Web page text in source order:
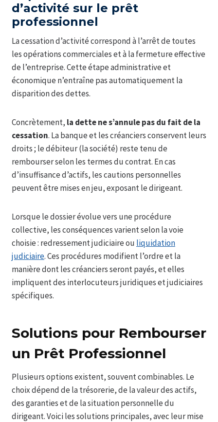
d’activité sur le prêt
professionnel
La cessation d’activité correspond à l’arrêt de toutes
les opérations commerciales et à la fermeture effective
de l’entreprise. Cette étape administrative et
économique n’entraîne pas automatiquement la
disparition des dettes.
Concrètement, la dette ne s’annule pas du fait de la
cessation. La banque et les créanciers conservent leurs
droits ; le débiteur (la société) reste tenu de
rembourser selon les termes du contrat. En cas
d’insuffisance d’actifs, les cautions personnelles
peuvent être mises en jeu, exposant le dirigeant.
Lorsque le dossier évolue vers une procédure
collective, les conséquences varient selon la voie
choisie : redressement judiciaire ou liquidation
judiciaire. Ces procédures modifient l’ordre et la
manière dont les créanciers seront payés, et elles
impliquent des interlocuteurs juridiques et judiciaires
spécifiques.
Solutions pour Rembourser
un Prêt Professionnel
Plusieurs options existent, souvent combinables. Le
choix dépend de la trésorerie, de la valeur des actifs,
des garanties et de la situation personnelle du
dirigeant. Voici les solutions principales, avec leur mise